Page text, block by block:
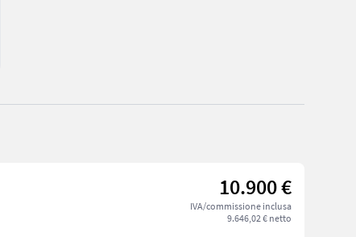
10.900 €
IVA/commissione inclusa
9.646,02 € netto